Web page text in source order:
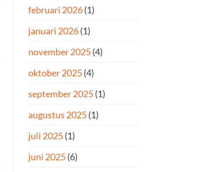
februari 2026(1)
januari 2026(1)
november 2025(4)
oktober 2025(4)
september 2025(1)
augustus 2025(1)
juli 2025(1)
juni 2025(6)